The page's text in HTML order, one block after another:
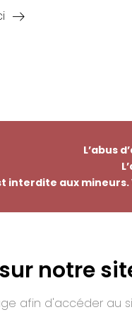
L’abus
interdite aux
notre
afin d'accéder au
Cedex